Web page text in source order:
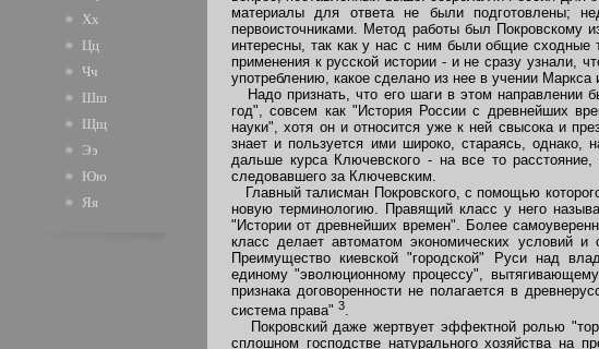
Хх
Цц
Чч
Шш
Щщ
Ээ
Юю
Яя
материалы для ответа не были подготовлены;
первоисточниками. Метод работы был Покровскому
интересны, так как у нас с ним были общие
применения к русской истории - и не сразу узнали,
употреблению, какое сделано из нее в учении Маркса
Надо признать, что его шаги в этом направлении
год", совсем как "История России с древнейших
науки", хотя он и относится уже к ней свысока и
знает и пользуется ими широко, стараясь, однако,
дальше курса Ключевского - на все то
следовавшего за Ключевским.
Главный талисман Покровского, с помощью
новую терминологию. Правящий класс у него
"Истории от древнейших времен". Более
класс делает автоматом экономических условий
Преимущество киевской "городской" Руси над
единому "эволюционному процессу",
признака договоренности не полагается в
система права" 3
Покровский даже жертвует эффектной ролью
сплошном господстве натурального хозяйства на